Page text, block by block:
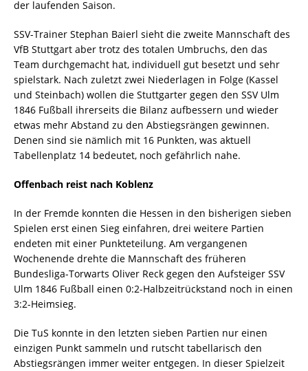
der laufenden Saison.
SSV-Trainer Stephan Baierl sieht die zweite Mannschaft des
VfB Stuttgart aber trotz des totalen Umbruchs, den das
Team durchgemacht hat, individuell gut besetzt und sehr
spielstark. Nach zuletzt zwei Niederlagen in Folge (Kassel
und Steinbach) wollen die Stuttgarter gegen den SSV Ulm
1846 Fußball ihrerseits die Bilanz aufbessern und wieder
etwas mehr Abstand zu den Abstiegsrängen gewinnen.
Denen sind sie nämlich mit 16 Punkten, was aktuell
Tabellenplatz 14 bedeutet, noch gefährlich nahe.
Offenbach reist nach Koblenz
In der Fremde konnten die Hessen in den bisherigen sieben
Spielen erst einen Sieg einfahren, drei weitere Partien
endeten mit einer Punkteteilung. Am vergangenen
Wochenende drehte die Mannschaft des früheren
Bundesliga-Torwarts Oliver Reck gegen den Aufsteiger SSV
Ulm 1846 Fußball einen 0:2-Halbzeitrückstand noch in einen
3:2-Heimsieg.
Die TuS konnte in den letzten sieben Partien nur einen
einzigen Punkt sammeln und rutscht tabellarisch den
Abstiegsrängen immer weiter entgegen. In dieser Spielzeit